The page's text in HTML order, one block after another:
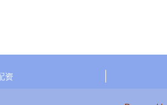
资